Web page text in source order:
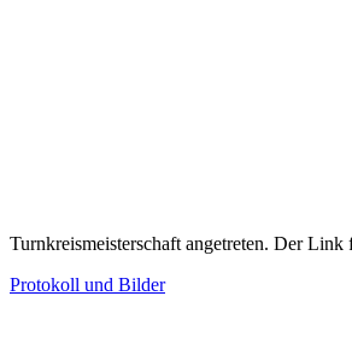
Turnkreismeisterschaft angetreten. Der Link
Protokoll und Bilder